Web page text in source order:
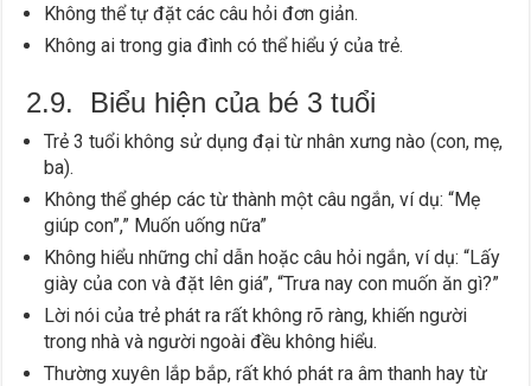
Không thể tự đặt các câu hỏi đơn giản.
Không ai trong gia đình có thể hiểu ý của trẻ.
2.9. Biểu hiện của bé 3 tuổi
Trẻ 3 tuổi không sử dụng đại từ nhân xưng nào (con, mẹ,
ba).
Không thể ghép các từ thành một câu ngắn, ví dụ: “Mẹ
giúp con”,” Muốn uống nữa”
Không hiểu những chỉ dẫn hoặc câu hỏi ngắn, ví dụ: “Lấy
giày của con và đặt lên giá”, “Trưa nay con muốn ăn gì?”
Lời nói của trẻ phát ra rất không rõ ràng, khiến người
trong nhà và người ngoài đều không hiểu.
Thường xuyên lắp bắp, rất khó phát ra âm thanh hay từ